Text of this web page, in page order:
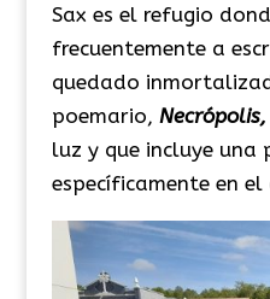
Sax es el refugio
frecuentemente a
quedado
poemario, Necrópolis,
luz y que incluye una
específicamente en